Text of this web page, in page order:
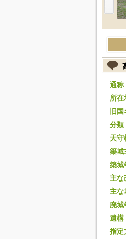
通称
所在
旧国
分類
天守
築城
築城
主な
主な
廃城
遺構
指定